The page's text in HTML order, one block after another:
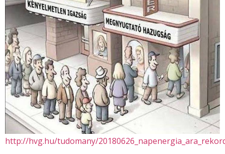
http://hvg.hu/tudomany/